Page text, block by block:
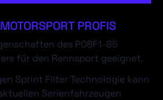
PROFIS
des P08F1-85
für den Rennsport geeignet.
Sprint Filter Technologie kann
Serienfahrzeugen